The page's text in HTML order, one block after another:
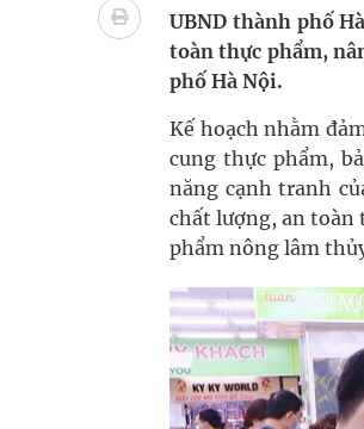
Quan Bằng Chứng Dược Lý
Xây dựng bản đồ mạng lưới
"Nền kinh tế bạc" có thể
Đắk Lắk: Đẩy nhanh tiến
Tổng hợp những cách trị
UBND thành phố
toàn thực phẩm,
phố Hà Nội.
Kế hoạch nhằm
cung thực phẩm,
năng cạnh tranh
chất lượng, an toàn
phẩm nông lâm